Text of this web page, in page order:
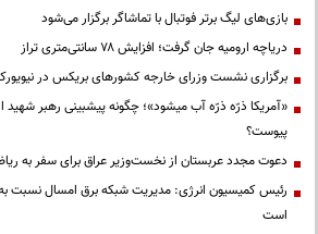
بازی‌های لیگ برتر فوتبال با تماشاگر برگزار می‌شود
دریاچه ارومیه جان گرفت؛ افزایش ۷۸ سانتی‌متری تراز
برگزاری نشست وزرای خارجه کشورهای بریکس در
«آمریکا ذرّه ذرّه آب میشود»؛ چگونه پیشبینی رهبر شهید
پیوست؟
دعوت مجدد عربستان از نخست‌وزیر عراق برای سفر به
رئیس کمیسیون انرژی: مدیریت شبکه برق امسال نسبت
است